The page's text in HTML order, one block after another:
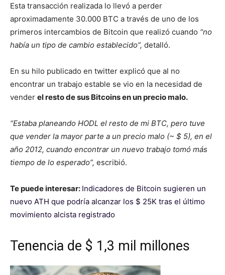
Esta transacción realizada lo llevó a perder
aproximadamente 30.000 BTC a través de uno de los
primeros intercambios de Bitcoin que realizó cuando “no
había un tipo de cambio establecido”, detalló.
En su hilo publicado en twitter explicó que al no
encontrar un trabajo estable se vio en la necesidad de
vender el resto de sus Bitcoins en un precio malo.
“Estaba planeando HODL el resto de mi BTC, pero tuve
que vender la mayor parte a un precio malo (~ $ 5), en el
año 2012, cuando encontrar un nuevo trabajo tomó más
tiempo de lo esperado”, escribió.
Te puede interesar: Indicadores de Bitcoin sugieren un
nuevo ATH que podría alcanzar los $ 25K tras el último
movimiento alcista registrado
Tenencia de $ 1,3 mil millones